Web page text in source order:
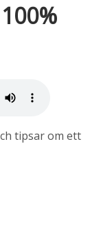
tipsar om ett